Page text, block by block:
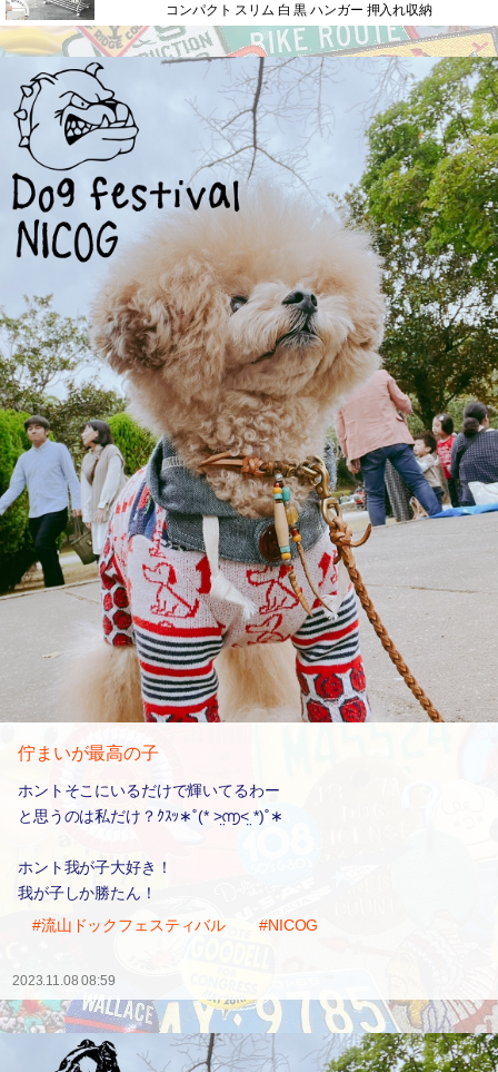
コンパクト スリム 白 黒 ハンガー 押入れ収納
佇まいが最高の子
ホントそこにいるだけで輝いてるわー
と思うのは私だけ？ｸｽｯ∗˚(* ˃̤൬˂̤ *)˚∗
ホント我が子大好き！
我が子しか勝たん！
#流山ドックフェスティバル
#NICOG
2023.11.08 08:59